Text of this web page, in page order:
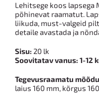
Lehitsege koos
põhinevat raamatut.
liikuda, must-valgeid
detaile avastada ja
Sisu: 20 lk
Soovitatav vanus: 1-12
Tegevusraamatu
laius 160 mm, kõrgus